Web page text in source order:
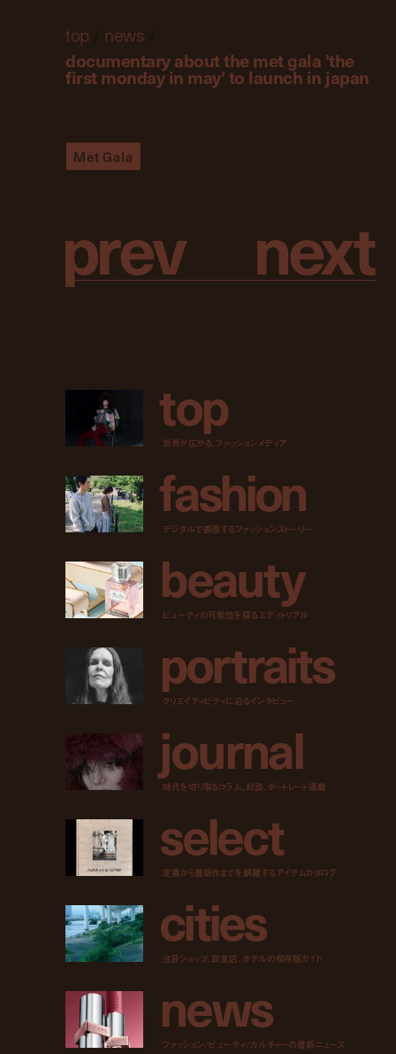
top news
documentary about the met gala 'the
first monday in may' to launch in japan
Met Gala
prev next
top
世界が広がる、ファッションメディア
fashion
デジタルで表現するファッションストーリー
beauty
ビューティの可能性を探るエディトリアル
portraits
クリエイティビティに迫るインタビュー
journal
時代を切り取るコラム、対談、ポートレート連載
select
定番から最新作までを網羅するアイテムカタログ
cities
注目ショップ、飲食店、ホテルの保存版ガイド
news
ファッション/ビューティ/カルチャーの最新ニュース